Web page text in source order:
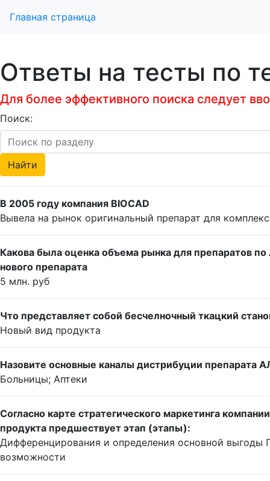
Главная страница
Ответы на тесты по
Для более эффективного поиска следует
Поиск:
В 2005 году компания BIOCAD
Вывела на рынок оригинальный препарат для
Какова была оценка объема рынка для препаратов
нового препарата
5 млн. руб
Что представляет собой бесчелночный ткацкий
Новый вид продукта
Назовите основные каналы дистрибуции препарата
Больницы; Аптеки
Согласно карте стратегического маркетинга
продукта предшествует этап (этапы):
Дифференцирования и определения основной выгоды
возможности